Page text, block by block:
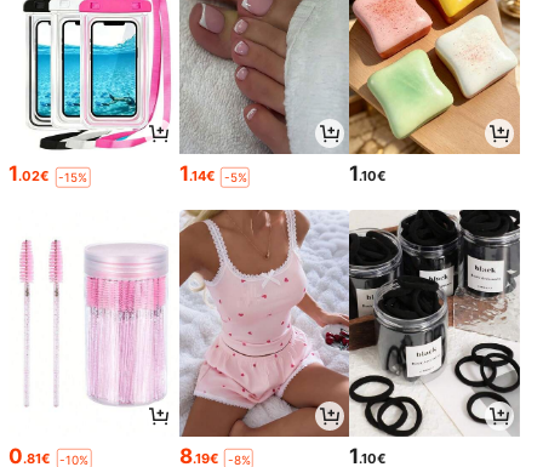
1.02€ -15% 1.14€ -5% 1.10€
0.81€ -10% 8.19€ -8% 1.10€